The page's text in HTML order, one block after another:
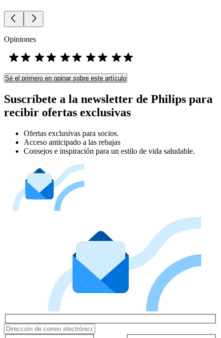
Opiniones
Sé el primero en opinar sobre este artículo
Suscríbete a la newsletter de Philips para
recibir ofertas exclusivas
Ofertas exclusivas para socios.
Acceso anticipado a las rebajas
Consejos e inspiración para un estilo de vida saludable.